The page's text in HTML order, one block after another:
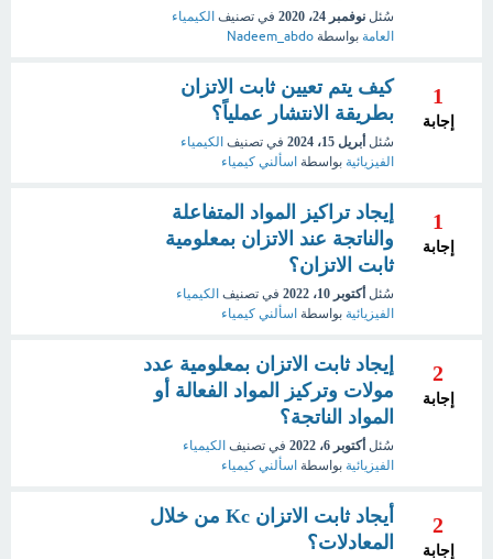
سُئل نوفمبر 24، 2020 في تصنيف الكيمياء
العامة بواسطة Nadeem_abdo
1
إجابة
كيف يتم تعيين ثابت الاتزان
بطريقة الانتشار عملياً؟
سُئل أبريل 15، 2024 في تصنيف الكيمياء
الفيزيائية بواسطة اسألني كيمياء
1
إجابة
إيجاد تراكيز المواد المتفاعلة
والناتجة عند الاتزان بمعلومية
ثابت الاتزان؟
سُئل أكتوبر 10، 2022 في تصنيف الكيمياء
الفيزيائية بواسطة اسألني كيمياء
2
إجابة
إيجاد ثابت الاتزان بمعلومية عدد
مولات وتركيز المواد الفعالة أو
المواد الناتجة؟
سُئل أكتوبر 6، 2022 في تصنيف الكيمياء
الفيزيائية بواسطة اسألني كيمياء
2
إجابة
أيجاد ثابت الاتزان Kc من خلال
المعادلات؟